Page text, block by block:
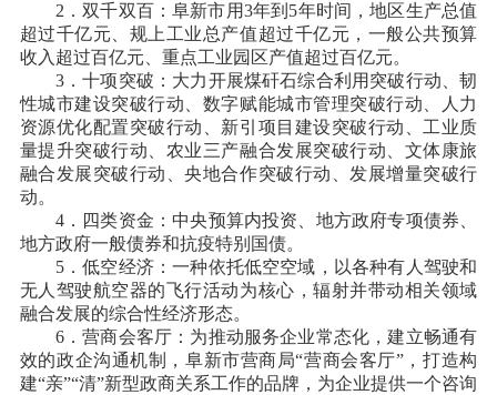
2．双千双百：阜新市用3年到5年时间，地区生产总值
超过千亿元、规上工业总产值超过千亿元，一般公共预算
收入超过百亿元、重点工业园区产值超过百亿元。
3．十项突破：大力开展煤矸石综合利用突破行动、韧
性城市建设突破行动、数字赋能城市管理突破行动、人力
资源优化配置突破行动、新引项目建设突破行动、工业质
量提升突破行动、农业三产融合发展突破行动、文体康旅
融合发展突破行动、央地合作突破行动、发展增量突破行
动。
4．四类资金：中央预算内投资、地方政府专项债券、
地方政府一般债券和抗疫特别国债。
5．低空经济：一种依托低空空域，以各种有人驾驶和
无人驾驶航空器的飞行活动为核心，辐射并带动相关领域
融合发展的综合性经济形态。
6．营商会客厅：为推动服务企业常态化，建立畅通有
效的政企沟通机制，阜新市营商局“营商会客厅”，打造构
建“亲”“清”新型政商关系工作的品牌，为企业提供一个咨询